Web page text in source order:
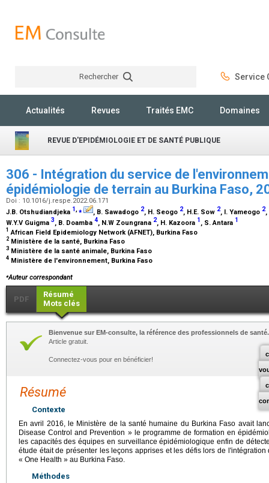
Rechercher Service
Actualités Revues Traités EMC Domaines
REVUE D'EPIDÉMIOLOGIE ET DE SANTÉ PUBLIQUE
306 - Intégration du service de
épidémiologie de terrain au Burkina Faso,
Doi : 10.1016/j.respe.2022.06.171
J.B. Otshudiandjeka 1,⁎ , B. Sawadogo 2, H. Seogo 2, H.E. Sow 2, I. Yameogo 2,
W.Y.V Guigma 3, B. Doamba 4, N.W Zoungrana 2, H. Kazoora 1 , S. Antara 1
1 African Field Epidemiology Network (AFNET), Burkina Faso
2 Ministère de la santé, Burkina Faso
3 Ministère de la santé animale, Burkina Faso
4 Ministère de l'environnement, Burkina Faso
⁎Auteur correspondant
PDF
Résumé
Mots clés
Bienvenue sur EM-consulte, la référence des professionnels de santé.
Article gratuit.
Connectez-vous pour en bénéficier!
Résumé
Contexte
En avril 2016, le Ministère de la santé humaine du Burkina Faso avait
Disease Control and Prevention » le programme de formation en
les capacités des équipes en surveillance épidémiologique enfin de
étude était de présenter les leçons apprises et les défis lors de
« One Health » au Burkina Faso.
Méthodes